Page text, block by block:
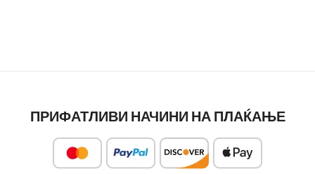
ПРИФАТЛИВИ НАЧИНИ НА ПЛАЌАЊЕ